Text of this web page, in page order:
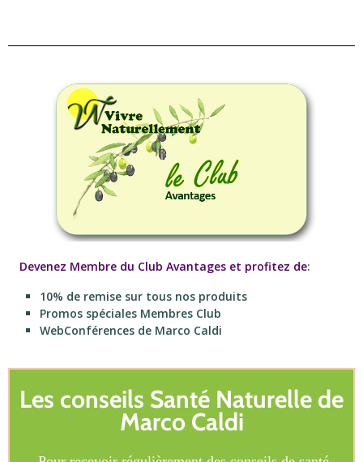
Devenez Membre du Club Avantages et profitez de:
10% de remise sur tous nos produits
Promos spéciales Membres Club
WebConférences de Marco Caldi